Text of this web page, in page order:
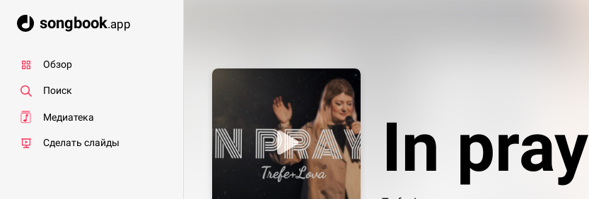
songbook.app
Обзор
Поиск
Медиатека
Сделать слайды In pray